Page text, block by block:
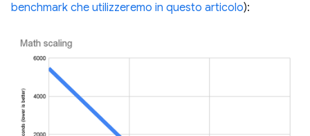
benchmark che utilizzeremo in questo articolo):